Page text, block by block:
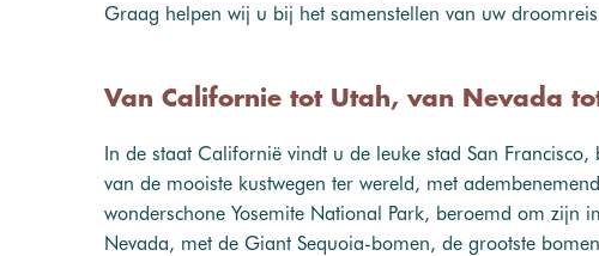
Graag helpen wij u bij het samenstellen van uw
Van Californie tot Utah, van Nevada
In de staat Californië vindt u de leuke stad San
van de mooiste kustwegen ter wereld, met
wonderschone Yosemite National Park, beroemd om zijn
Nevada, met de Giant Sequoia-bomen, de grootste